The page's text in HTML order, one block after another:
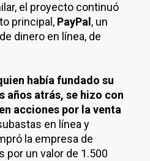
el proyecto continuó
principal, PayPal , un
dinero en línea, de
había fundado su
años atrás, se hizo con
acciones por la venta
en línea y
la empresa de
un valor de 1.500